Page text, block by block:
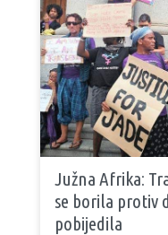
Južna Afrika:
se borila protiv
pobijedila